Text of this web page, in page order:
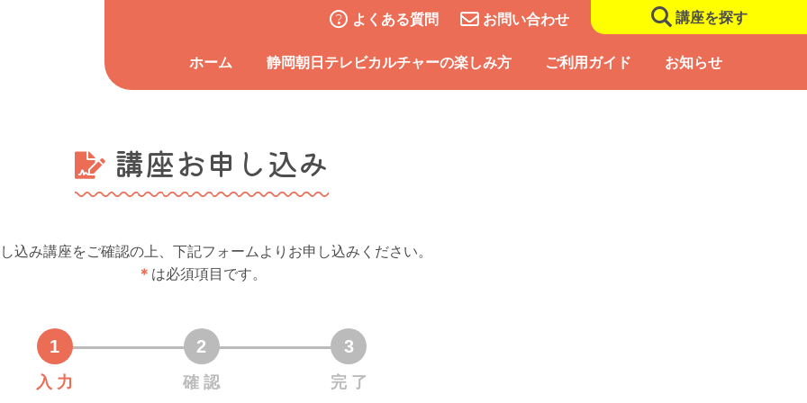
よくある質問 お問い合わせ 講座を探す
ホーム 静岡朝日テレビカルチャーの楽しみ方 ご利用ガイド お知らせ
講座お申し込み
込み講座をご確認の上、下記フォームよりお申し込みください。
＊ は必須項目です。
入 力 確 認 完 了